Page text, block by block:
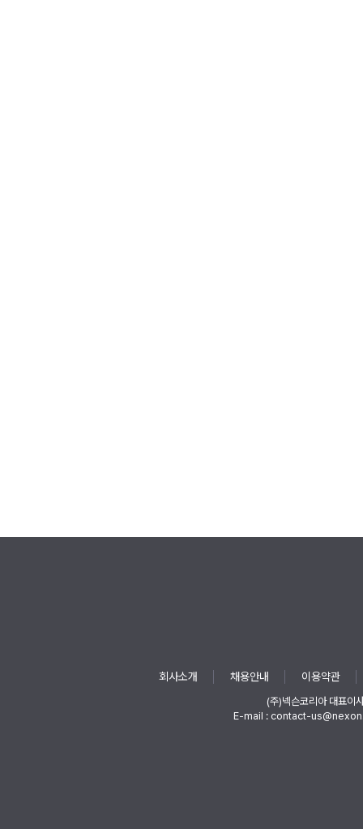
회사소개 채용안내 이용약관
(주)넥슨코리아 대표이
E-mail : contact-